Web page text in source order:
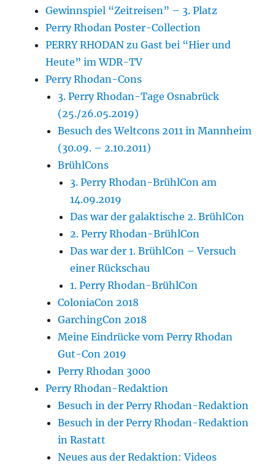
Gewinnspiel “Zeitreisen” – 3. Platz
Perry Rhodan Poster-Collection
PERRY RHODAN zu Gast bei “Hier und
Heute” im WDR-TV
Perry Rhodan-Cons
3. Perry Rhodan-Tage Osnabrück
(25./26.05.2019)
Besuch des Weltcons 2011 in Mannheim
(30.09. – 2.10.2011)
BrühlCons
3. Perry Rhodan-BrühlCon am
14.09.2019
Das war der galaktische 2. BrühlCon
2. Perry Rhodan-BrühlCon
Das war der 1. BrühlCon – Versuch
einer Rückschau
1. Perry Rhodan-BrühlCon
ColoniaCon 2018
GarchingCon 2018
Meine Eindrücke vom Perry Rhodan
Gut-Con 2019
Perry Rhodan 3000
Perry Rhodan-Redaktion
Besuch in der Perry Rhodan-Redaktion
Besuch in der Perry Rhodan-Redaktion
in Rastatt
Neues aus der Redaktion: Videos